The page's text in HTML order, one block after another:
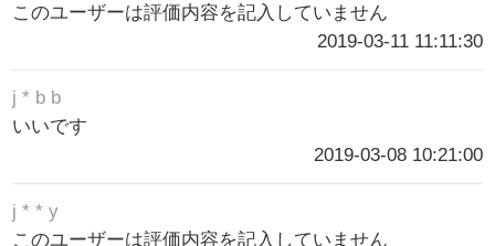
このユーザーは評価内容を記入していません
2019-03-11 11:11:30
j * b b
いいです
2019-03-08 10:21:00
j * * y
このユーザーは評価内容を記入していません